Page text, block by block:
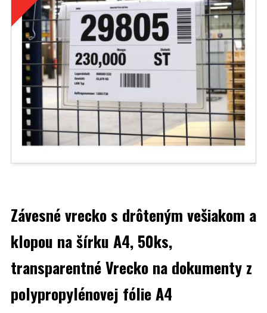
Závesné vrecko s drôteným vešiakom a
klopou na šírku A4, 50ks,
transparentné Vrecko na dokumenty z
polypropylénovej fólie A4